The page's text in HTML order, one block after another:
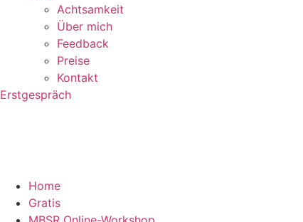
Achtsamkeit
Über mich
Feedback
Preise
Kontakt
Erstgespräch
Home
Gratis